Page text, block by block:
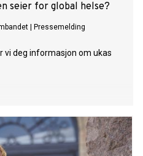
seier for global helse?
Pressemelding
vi deg informasjon om ukas